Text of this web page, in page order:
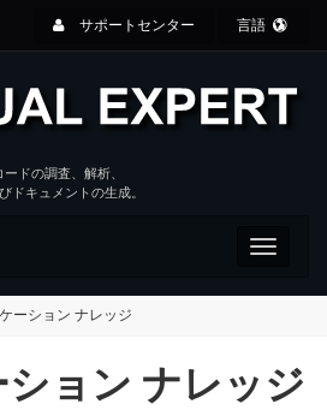
サポートセンター 言語
ードの調査、解析、
ドキュメントの生成。
Toggle
ーション ナレッジ
ョン ナレッジ